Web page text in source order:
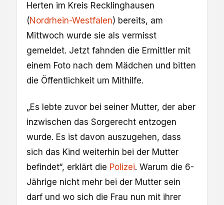
Herten im Kreis Recklinghausen
(Nordrhein-Westfalen) bereits, am
Mittwoch wurde sie als vermisst
gemeldet. Jetzt fahnden die Ermittler mit
einem Foto nach dem Mädchen und bitten
die Öffentlichkeit um Mithilfe.
„Es lebte zuvor bei seiner Mutter, der aber
inzwischen das Sorgerecht entzogen
wurde. Es ist davon auszugehen, dass
sich das Kind weiterhin bei der Mutter
befindet“, erklärt die Polizei. Warum die 6-
Jährige nicht mehr bei der Mutter sein
darf und wo sich die Frau nun mit ihrer